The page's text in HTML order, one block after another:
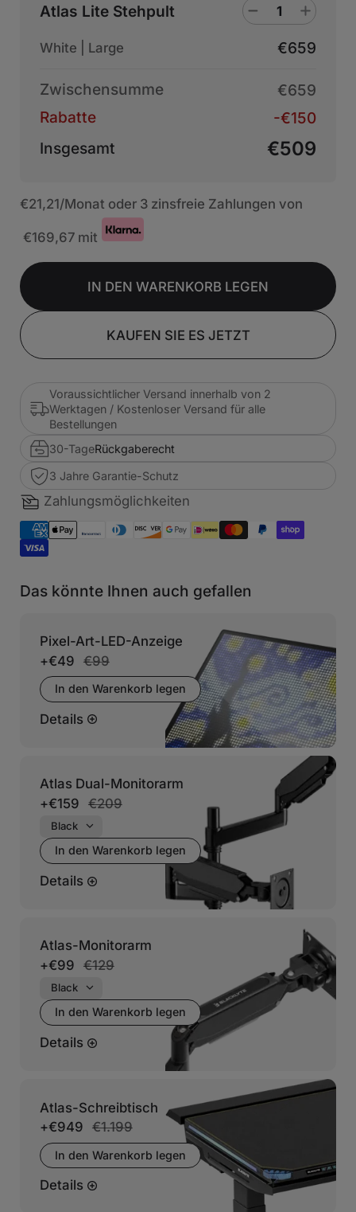
Atlas Lite Stehpult
White | Large €659
Zwischensumme
€659
Rabatte
-€150
Insgesamt
€509
€21,21/Monat oder 3 zinsfreie Zahlungen von
€169,67 mit
IN DEN WARENKORB LEGEN
KAUFEN SIE ES JETZT
Voraussichtlicher Versand innerhalb von 2
Werktagen / Kostenloser Versand für alle
Bestellungen
30-TageRückgaberecht
3 Jahre Garantie-Schutz
Zahlungsmöglichkeiten
Das könnte Ihnen auch gefallen
Pixel-Art-LED-Anzeige
+€49 €99
In den Warenkorb legen
Details
Atlas Dual-Monitorarm
+€159 €209
In den Warenkorb legen
Details
Atlas-Monitorarm
+€99 €129
In den Warenkorb legen
Details
Atlas-Schreibtisch
+€949 €1.199
In den Warenkorb legen
Details